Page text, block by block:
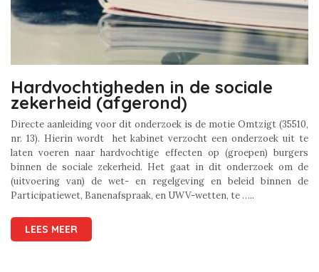
Hardvochtigheden in de sociale
zekerheid (afgerond)
Directe aanleiding voor dit onderzoek is de motie Omtzigt (35510,
nr. 13). Hierin wordt het kabinet verzocht een onderzoek uit te
laten voeren naar hardvochtige effecten op (groepen) burgers
binnen de sociale zekerheid. Het gaat in dit onderzoek om de
(uitvoering van) de wet- en regelgeving en beleid binnen de
Participatiewet, Banenafspraak, en UWV-wetten, te …..
LEES MEER